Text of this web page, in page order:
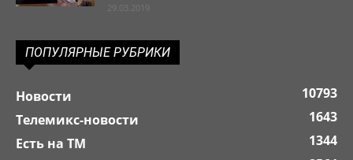
29.03.2019
ПОПУЛЯРНЫЕ РУБРИКИ
Новости
10793
Телемикс-новости
1643
Есть на ТМ
1344